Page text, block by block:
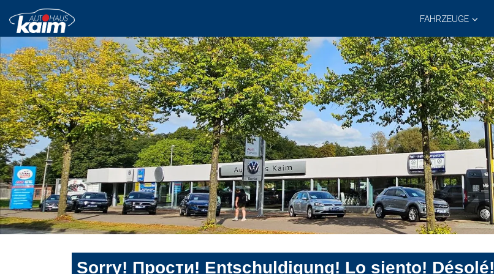
FAHRZEUGE
Sorry! Прости! Entschuldigung! Lo siento! Désolé!